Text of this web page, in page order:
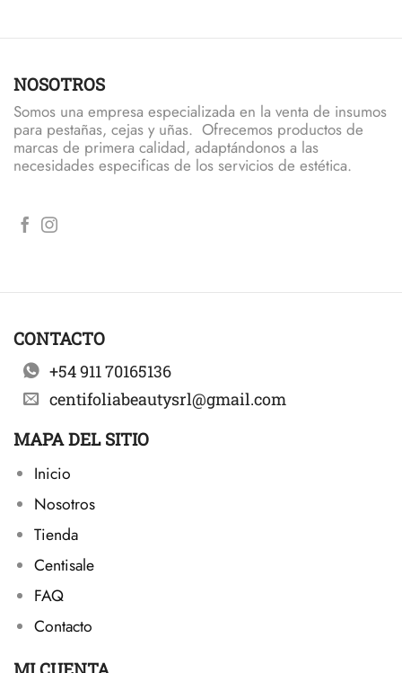
NOSOTROS
Somos una empresa especializada en la venta de insumos
para pestañas, cejas y uñas. Ofrecemos productos de
marcas de primera calidad, adaptándonos a las
necesidades especificas de los servicios de estética.
CONTACTO
+54 911 70165136
centifoliabeautysrl@gmail.com
MAPA DEL SITIO
Inicio
Nosotros
Tienda
Centisale
FAQ
Contacto